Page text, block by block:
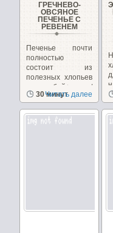
ГРЕЧНЕВО-
ОВСЯНОЕ
ПЕЧЕНЬЕ С
РЕВЕНЕМ
Печенье почти
полностью
состоит из
полезных хлопьев
и отрубей+орехи/
семечки,...
30 минут
Читать далее